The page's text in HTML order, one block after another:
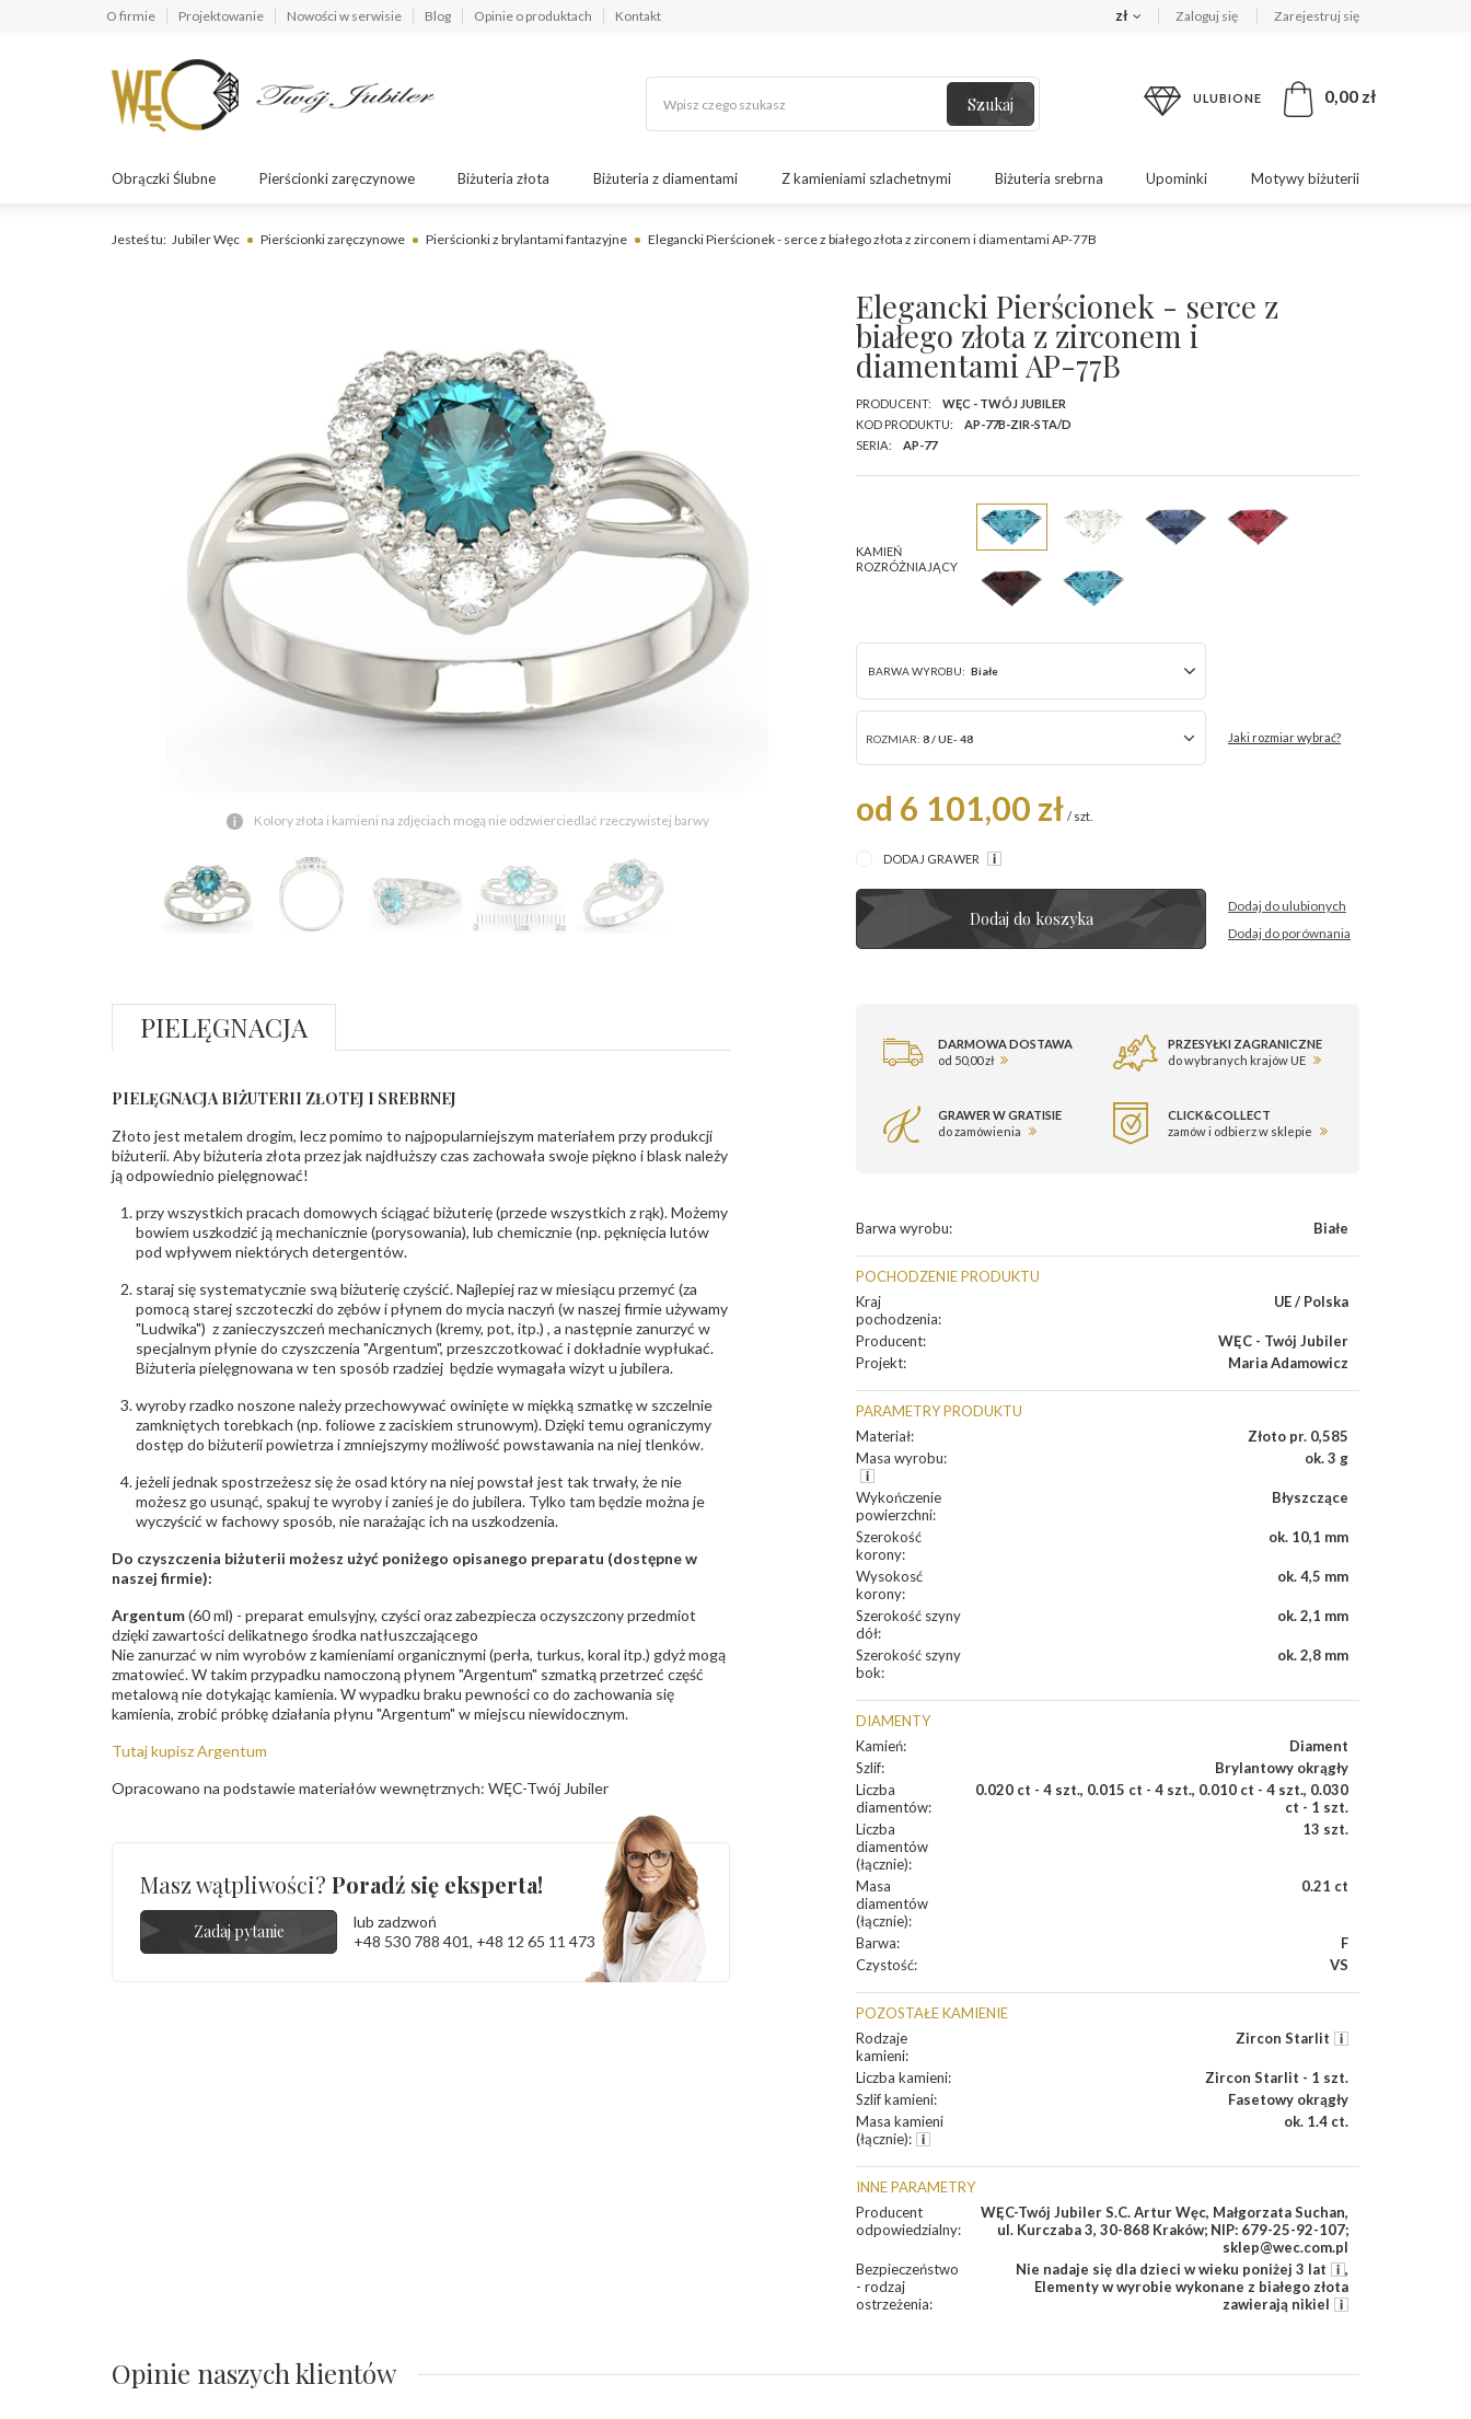
O firmie Projektowanie Nowości w serwisie Blog Opinie o produktach Kontakt zł Zaloguj się Zarejestruj się
Szukaj ULUBIONE 0,00 zł
Obrączki Ślubne Pierścionki zaręczynowe Biżuteria złota Biżuteria z diamentami Z kamieniami szlachetnymi Biżuteria srebrna Upominki Motywy biżuterii
Jesteś tu: Jubiler Węc Pierścionki zaręczynowe Pierścionki z brylantami fantazyjne Elegancki Pierścionek - serce z białego złota z zirconem i diamentami AP-77B
Kolory złota i kamieni na zdjęciach mogą nie odzwierciedlać rzeczywistej barwy
Elegancki Pierścionek - serce z
białego złota z zirconem i
diamentami AP-77B
PRODUCENT:
WĘC - TWÓJ JUBILER
KOD PRODUKTU:
AP-77B-ZIR-STA/D
SERIA:
AP-77
KAMIEŃ
ROZRÓŻNIAJĄCY
BARWA WYROBU: Białe
ROZMIAR: 8 / UE- 48 Jaki rozmiar wybrać?
od 6 101,00 zł / szt.
DODAJ GRAWER
Dodaj do koszyka
Dodaj do ulubionych
Dodaj do porównania
DARMOWA DOSTAWA
od 50,00 zł
PRZESYŁKI ZAGRANICZNE
do wybranych krajów UE
GRAWER W GRATISIE
do zamówienia
CLICK&COLLECT
zamów i odbierz w sklepie
Barwa wyrobu: Białe
POCHODZENIE PRODUKTU
Kraj
pochodzenia:
UE / Polska
Producent:
WĘC - Twój Jubiler
Projekt: Maria Adamowicz
PARAMETRY PRODUKTU
Materiał:
Złoto pr. 0,585
Masa wyrobu: ok. 3 g
Wykończenie
powierzchni:
Błyszczące
Szerokość
korony:
ok. 10,1 mm
Wysokosć
korony:
ok. 4,5 mm
Szerokość szyny
dół:
ok. 2,1 mm
Szerokość szyny
bok:
ok. 2,8 mm
DIAMENTY
Kamień:
Diament
Szlif:
Brylantowy okrągły
Liczba
diamentów:
0.020 ct - 4 szt., 0.015 ct - 4 szt., 0.010 ct - 4 szt., 0.030
ct - 1 szt.
Liczba
diamentów
(łącznie):
13 szt.
Masa
diamentów
(łącznie):
0.21 ct
Barwa:
F
Czystość: VS
POZOSTAŁE KAMIENIE
Rodzaje
kamieni:
Zircon Starlit
Liczba kamieni:
Zircon Starlit - 1 szt.
Szlif kamieni:
Fasetowy okrągły
Masa kamieni
(łącznie):
ok. 1.4 ct.
INNE PARAMETRY
Producent
odpowiedzialny:
WĘC-Twój Jubiler S.C. Artur Węc, Małgorzata Suchan,
ul. Kurczaba 3, 30-868 Kraków; NIP: 679-25-92-107;
sklep@wec.com.pl
Bezpieczeństwo
- rodzaj
ostrzeżenia:
Nie nadaje się dla dzieci w wieku poniżej 3 lat
,
Elementy w wyrobie wykonane z białego złota
zawierają nikiel
PIELĘGNACJA
PIELĘGNACJA BIŻUTERII ZŁOTEJ I SREBRNEJ
Złoto jest metalem drogim, lecz pomimo to najpopularniejszym materiałem przy produkcji
biżuterii. Aby biżuteria złota przez jak najdłuższy czas zachowała swoje piękno i blask należy
ją odpowiednio pielęgnować!
przy wszystkich pracach domowych ściągać biżuterię (przede wszystkich z rąk). Możemy
bowiem uszkodzić ją mechanicznie (porysowania), lub chemicznie (np. pęknięcia lutów
pod wpływem niektórych detergentów.
staraj się systematycznie swą biżuterię czyścić. Najlepiej raz w miesiącu przemyć (za
pomocą starej szczoteczki do zębów i płynem do mycia naczyń (w naszej firmie używamy
"Ludwika") z zanieczyszczeń mechanicznych (kremy, pot, itp.) , a następnie zanurzyć w
specjalnym płynie do czyszczenia "Argentum", przeszczotkować i dokładnie wypłukać.
Biżuteria pielęgnowana w ten sposób rzadziej będzie wymagała wizyt u jubilera.
wyroby rzadko noszone należy przechowywać owinięte w miękką szmatkę w szczelnie
zamkniętych torebkach (np. foliowe z zaciskiem strunowym). Dzięki temu ograniczymy
dostęp do biżuterii powietrza i zmniejszymy możliwość powstawania na niej tlenków.
jeżeli jednak spostrzeżesz się że osad który na niej powstał jest tak trwały, że nie
możesz go usunąć, spakuj te wyroby i zanieś je do jubilera. Tylko tam będzie można je
wyczyścić w fachowy sposób, nie narażając ich na uszkodzenia.
Do czyszczenia biżuterii możesz użyć poniżego opisanego preparatu (dostępne w
naszej firmie):
Argentum(60 ml) - preparat emulsyjny, czyści oraz zabezpiecza oczyszczony przedmiot
dzięki zawartości delikatnego środka natłuszczającego
Nie zanurzać w nim wyrobów z kamieniami organicznymi (perła, turkus, koral itp.) gdyż mogą
zmatowieć. W takim przypadku namoczoną płynem "Argentum" szmatką przetrzeć część
metalową nie dotykając kamienia. W wypadku braku pewności co do zachowania się
kamienia, zrobić próbkę działania płynu "Argentum" w miejscu niewidocznym.
Tutaj kupisz Argentum
Opracowano na podstawie materiałów wewnętrznych: WĘC-Twój Jubiler
Masz wątpliwości? Poradź się eksperta!
Zadaj pytanie
lub zadzwoń
+48 530 788 401, +48 12 65 11 473
Opinie naszych klientów